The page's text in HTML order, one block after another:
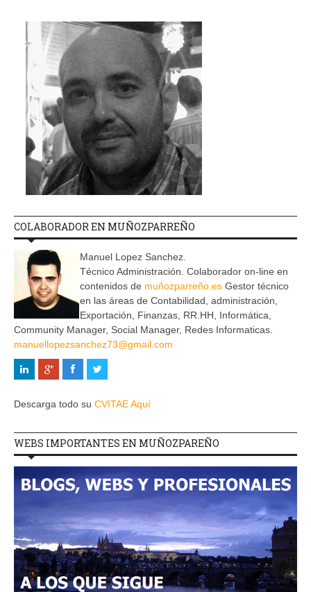
COLABORADOR EN MUÑOZPARREÑO
Manuel Lopez Sanchez.
Técnico Administración. Colaborador on-line en
contenidos de muñozparreño.es Gestor técnico
en las áreas de Contabilidad, administración,
Exportación, Finanzas, RR.HH, Informática,
Community Manager, Social Manager, Redes Informaticas.
manuellopezsanchez73@gmail.com
Descarga todo su CVITAE Aquí
WEBS IMPORTANTES EN MUÑOZPAREÑO